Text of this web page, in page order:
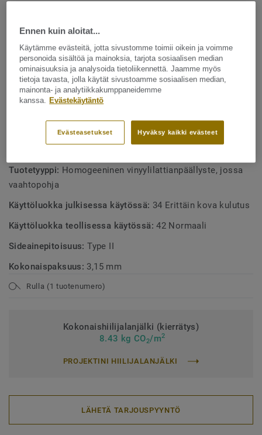
hylkivä ja tarjoaa saman helpon ja kustannustehokkaan
ylläpidon kuin kompakti iQ Optima -mallisto.
16 dB askeläänien parannusarvo
Matala vierintävastus
Osa kattavaa teknisten lattiaratkaisujen valikoimaa
Voidaan kuivakiillottaa uudenveroiseksi
Täysin kierrätettävissä, sekä asennushukka että puretut
Tuotetyyppi: Homogeeninen vinyylilattianpäällyste, jossa
vaahtopohja
Käyttöluokka julkisessa käytössä: 34 Erittäin kova kulutus
Käyttöluokka teollisessa käytössä:42 Normaali
Sideainepitoisuus:Type II
Kokonaispaksuus: 3,15 mm
Rulla (1 tuotenumero)
Kokonaishiilijalanjälki (kierrätys)
8.43 kg CO2/m2
PROJEKTINI HIILIJALANJÄLKI
LÄHETÄ TARJOUSPYYNTÖ
Ennen kuin aloitat...
Käytämme evästeitä, jotta sivustomme toimii oikein ja voimme
personoida sisältöä ja mainoksia, tarjota sosiaalisen median
ominaisuuksia ja analysoida tietoliikennettä. Jaamme myös
tietoja tavasta, jolla käytät sivustoamme sosiaalisen median,
mainonta- ja analytiikkakumppaneidemme
kanssa. Evästekäytäntö
Hyväksy kaikki evästeet
Evästeasetukset